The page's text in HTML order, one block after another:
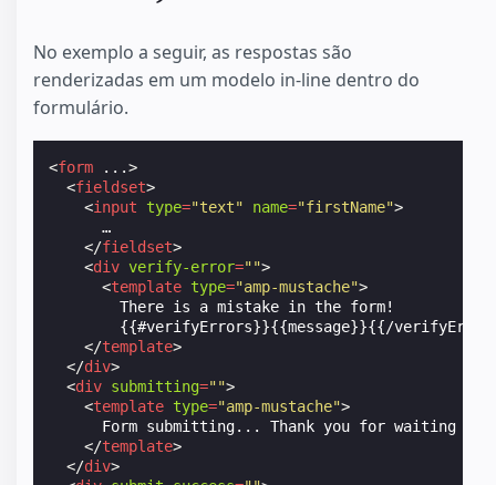
No exemplo a seguir, as respostas são
renderizadas em um modelo in-line dentro do
formulário.
<form ...>
<fieldset>
<input type="text" name="firstName">
      …
</fieldset>
<div verify-error="">
<template type="amp-mustache">
        There is a mistake in the form!
{{#verifyErrors}}{{message}}{{/
</template>
</div>
<div submitting="">
<template type="amp-mustache">
Form submitting... Thank you for waiting
</template>
</div>